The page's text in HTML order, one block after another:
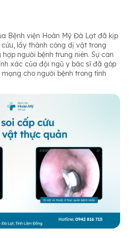
Bệnh viện Hoàn Mỹ Đà Lạt đã kịp
lấy thành công dị vật trong
người bệnh trung niên. Sự can
xác của đội ngũ y bác sĩ đã góp
cho người bệnh trong tình